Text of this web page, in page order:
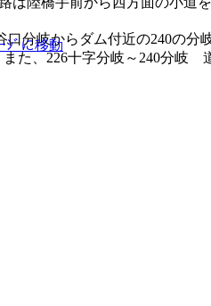
ｼﾞに移動
分岐からダム付近の240の分
た、226十字分岐～240分岐